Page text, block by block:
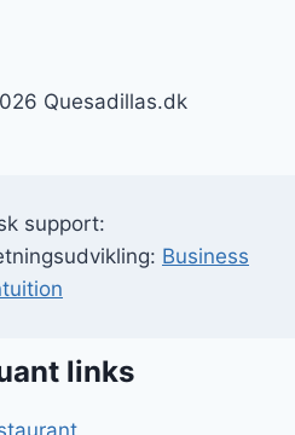
Quesadillas.dk
support:
Business
links